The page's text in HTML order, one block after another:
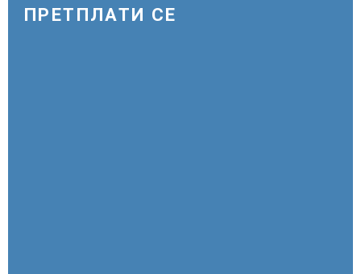
комбинација од фактори
ПРЕТПЛАТИ СЕ